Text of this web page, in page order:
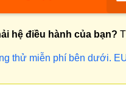
hệ điều hành của bạn?
thử miễn phí bên dưới.